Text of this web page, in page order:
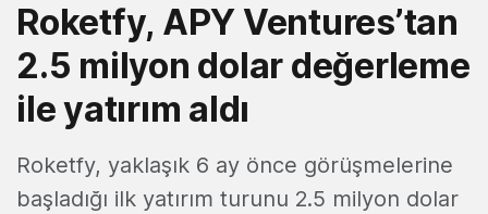
Roketfy, APY Ventures’tan
2.5 milyon dolar değerleme
ile yatırım aldı
Roketfy, yaklaşık 6 ay önce görüşmelerine
başladığı ilk yatırım turunu 2.5 milyon dolar